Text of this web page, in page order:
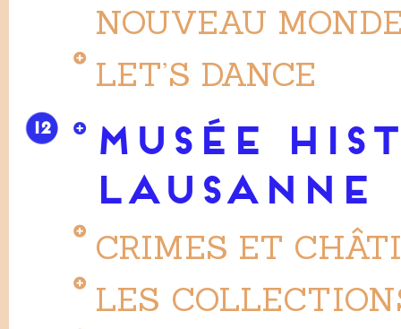
NOUVEAU
LET’S DANCE
12
MUSÉE
LAUSANNE
CRIMES ET
LES